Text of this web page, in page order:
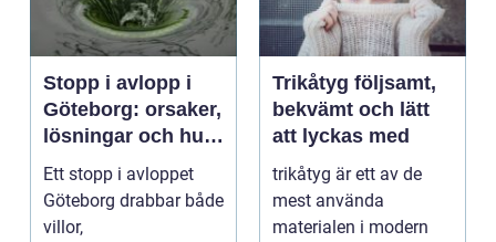
Stopp i avlopp i
Göteborg: orsaker,
lösningar och hur
problem kan
undvikas
Ett stopp i avloppet
Göteborg drabbar både
villor,
Trikåtyg följsamt,
bekvämt och lätt
att lyckas med
trikåtyg är ett av de
mest använda
materialen i modern